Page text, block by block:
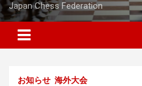
Japan Chess Federation
お知らせ 海外大会